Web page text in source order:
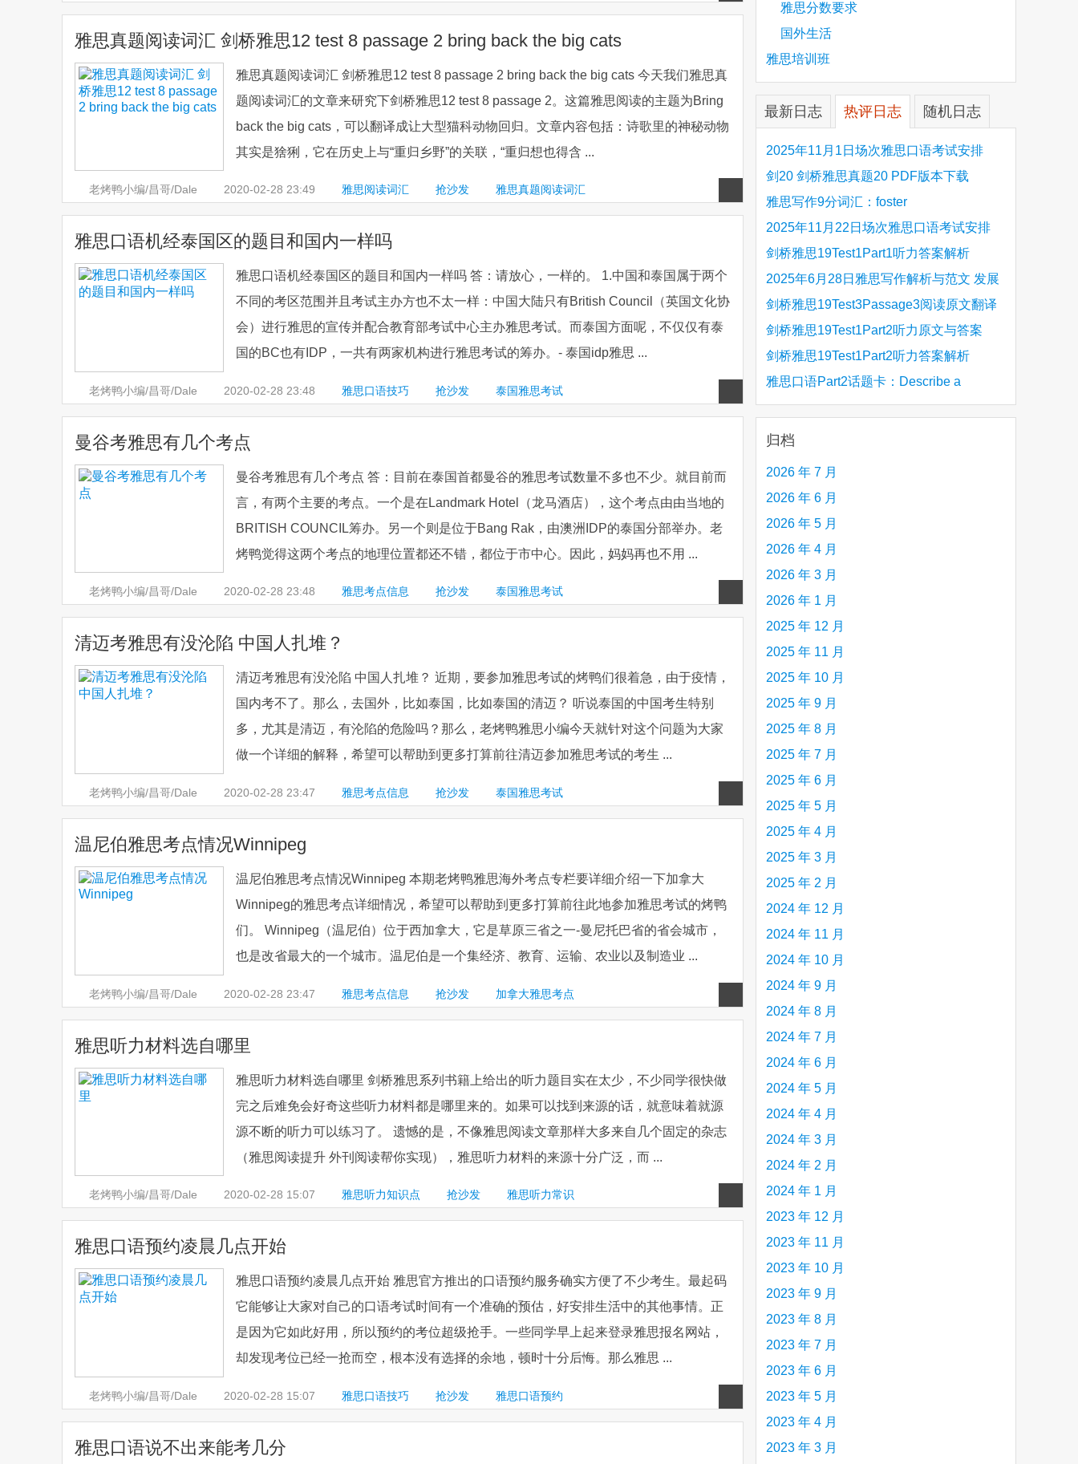
兹大学
more
雅思真题阅读词汇 剑桥雅思12 test 8 passage 2 bring back the big cats
雅思真题阅读词汇 剑桥雅思12 test 8 passage 2 bring back the big cats 今天我们雅思真
题阅读词汇的文章来研究下剑桥雅思12 test 8 passage 2。这篇雅思阅读的主题为Bring
back the big cats，可以翻译成让大型猫科动物回归。文章内容包括：诗歌里的神秘动物
其实是猞猁，它在历史上与“重归乡野”的关联，“重归想也得含 ...
老烤鸭小编/昌哥/Dale 2020-02-28 23:49 雅思阅读词汇 抢沙发 雅思真题阅读词汇
more
雅思口语机经泰国区的题目和国内一样吗
雅思口语机经泰国区的题目和国内一样吗 答：请放心，一样的。 1.中国和泰国属于两个
不同的考区范围并且考试主办方也不太一样：中国大陆只有British Council（英国文化协
会）进行雅思的宣传并配合教育部考试中心主办雅思考试。而泰国方面呢，不仅仅有泰
国的BC也有IDP，一共有两家机构进行雅思考试的筹办。- 泰国idp雅思 ...
老烤鸭小编/昌哥/Dale 2020-02-28 23:48 雅思口语技巧 抢沙发 泰国雅思考试
more
曼谷考雅思有几个考点
曼谷考雅思有几个考点 答：目前在泰国首都曼谷的雅思考试数量不多也不少。就目前而
言，有两个主要的考点。一个是在Landmark Hotel（龙马酒店），这个考点由由当地的
BRITISH COUNCIL筹办。另一个则是位于Bang Rak，由澳洲IDP的泰国分部举办。老
烤鸭觉得这两个考点的地理位置都还不错，都位于市中心。因此，妈妈再也不用 ...
老烤鸭小编/昌哥/Dale 2020-02-28 23:48 雅思考点信息 抢沙发 泰国雅思考试
more
清迈考雅思有没沦陷 中国人扎堆？
清迈考雅思有没沦陷 中国人扎堆？ 近期，要参加雅思考试的烤鸭们很着急，由于疫情，
国内考不了。那么，去国外，比如泰国，比如泰国的清迈？ 听说泰国的中国考生特别
多，尤其是清迈，有沦陷的危险吗？那么，老烤鸭雅思小编今天就针对这个问题为大家
做一个详细的解释，希望可以帮助到更多打算前往清迈参加雅思考试的考生 ...
老烤鸭小编/昌哥/Dale 2020-02-28 23:47 雅思考点信息 抢沙发 泰国雅思考试
more
温尼伯雅思考点情况Winnipeg
温尼伯雅思考点情况Winnipeg 本期老烤鸭雅思海外考点专栏要详细介绍一下加拿大
Winnipeg的雅思考点详细情况，希望可以帮助到更多打算前往此地参加雅思考试的烤鸭
们。 Winnipeg（温尼伯）位于西加拿大，它是草原三省之一-曼尼托巴省的省会城市，
也是改省最大的一个城市。温尼伯是一个集经济、教育、运输、农业以及制造业 ...
老烤鸭小编/昌哥/Dale 2020-02-28 23:47 雅思考点信息 抢沙发 加拿大雅思考点
more
雅思听力材料选自哪里
雅思听力材料选自哪里 剑桥雅思系列书籍上给出的听力题目实在太少，不少同学很快做
完之后难免会好奇这些听力材料都是哪里来的。如果可以找到来源的话，就意味着就源
源不断的听力可以练习了。 遗憾的是，不像雅思阅读文章那样大多来自几个固定的杂志
（雅思阅读提升 外刊阅读帮你实现），雅思听力材料的来源十分广泛，而 ...
老烤鸭小编/昌哥/Dale 2020-02-28 15:07 雅思听力知识点 抢沙发 雅思听力常识
more
雅思口语预约凌晨几点开始
雅思口语预约凌晨几点开始 雅思官方推出的口语预约服务确实方便了不少考生。最起码
它能够让大家对自己的口语考试时间有一个准确的预估，好安排生活中的其他事情。正
是因为它如此好用，所以预约的考位超级抢手。一些同学早上起来登录雅思报名网站，
却发现考位已经一抢而空，根本没有选择的余地，顿时十分后悔。那么雅思 ...
老烤鸭小编/昌哥/Dale 2020-02-28 15:07 雅思口语技巧 抢沙发 雅思口语预约
more
雅思口语说不出来能考几分
雅思分数要求
国外生活
雅思培训班
最新日志 热评日志 随机日志
2025年11月1日场次雅思口语考试安排
剑20 剑桥雅思真题20 PDF版本下载
雅思写作9分词汇：foster
2025年11月22日场次雅思口语考试安排
剑桥雅思19Test1Part1听力答案解析
Hinchingbrooke Country Park
2025年6月28日雅思写作解析与范文 发展
旅游业 手把手带你写高分范文
剑桥雅思19Test3Passage3阅读原文翻译
Is the era of artificial speech translation
upon us 人工智能语言翻译
剑桥雅思19Test1Part2听力原文与答案
Stanthorpe Twinning Association
剑桥雅思19Test1Part2听力答案解析
Stanthorpe Twinning Association
雅思口语Part2话题卡：Describe a
creative person (e.g. an artist, a musician,
etc.) you admire 钦佩的有创造力的人
归档
2026 年 7 月
2026 年 6 月
2026 年 5 月
2026 年 4 月
2026 年 3 月
2026 年 1 月
2025 年 12 月
2025 年 11 月
2025 年 10 月
2025 年 9 月
2025 年 8 月
2025 年 7 月
2025 年 6 月
2025 年 5 月
2025 年 4 月
2025 年 3 月
2025 年 2 月
2024 年 12 月
2024 年 11 月
2024 年 10 月
2024 年 9 月
2024 年 8 月
2024 年 7 月
2024 年 6 月
2024 年 5 月
2024 年 4 月
2024 年 3 月
2024 年 2 月
2024 年 1 月
2023 年 12 月
2023 年 11 月
2023 年 10 月
2023 年 9 月
2023 年 8 月
2023 年 7 月
2023 年 6 月
2023 年 5 月
2023 年 4 月
2023 年 3 月